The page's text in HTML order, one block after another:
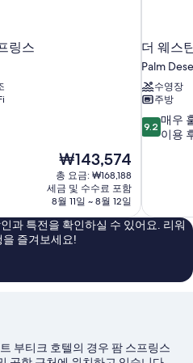
링스
현
재
요
금
₩143,574
₩143,574
총 요금: ₩168,188
세금 및 수수료 포함
8월 11일 ~ 8월 12일
더 웨스
Palm
수영장
주방
10
점
점,
매
우
해
기
9.2 매우
이용
과 특전을 확인하실 수 있어요. 리워
즐겨보세요!
부티크 호텔의 경우 팜 스프링스